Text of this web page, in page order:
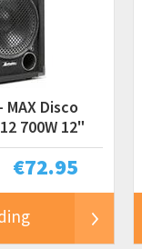
Disco
700W 12"
€72.95